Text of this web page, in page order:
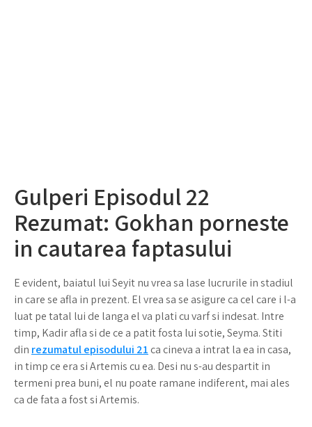
Gulperi Episodul 22
Rezumat: Gokhan porneste
in cautarea faptasului
E evident, baiatul lui Seyit nu vrea sa lase lucrurile in stadiul
in care se afla in prezent. El vrea sa se asigure ca cel care i l-a
luat pe tatal lui de langa el va plati cu varf si indesat. Intre
timp, Kadir afla si de ce a patit fosta lui sotie, Seyma. Stiti
din rezumatul episodului 21 ca cineva a intrat la ea in casa,
in timp ce era si Artemis cu ea. Desi nu s-au despartit in
termeni prea buni, el nu poate ramane indiferent, mai ales
ca de fata a fost si Artemis.